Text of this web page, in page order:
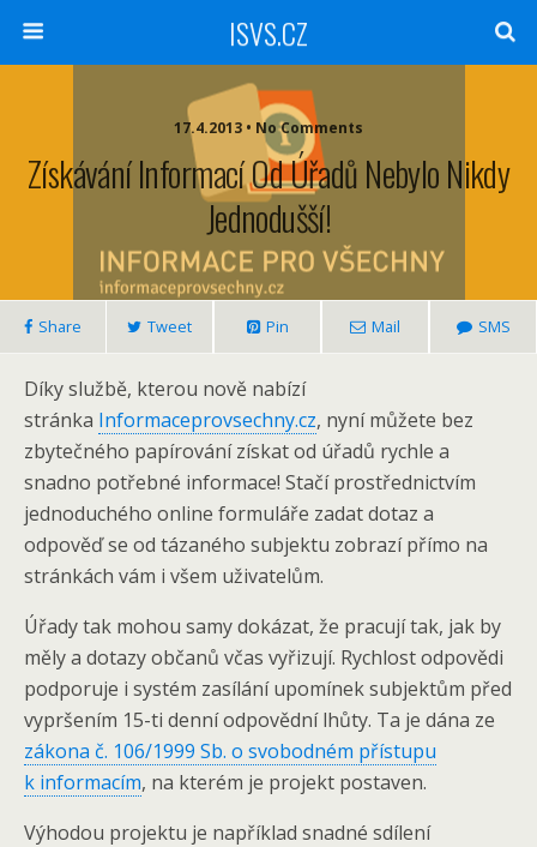
ISVS.CZ
17.4.2013 • No Comments
Získávání Informací Od Úřadů Nebylo Nikdy
Jednodušší!
Share Tweet Pin Mail SMS
Díky službě, kterou nově nabízí
stránka Informaceprovsechny.cz, nyní můžete bez
zbytečného papírování získat od úřadů rychle a
snadno potřebné informace! Stačí prostřednictvím
jednoduchého online formuláře zadat dotaz a
odpověď se od tázaného subjektu zobrazí přímo na
stránkách vám i všem uživatelům.
Úřady tak mohou samy dokázat, že pracují tak, jak by
měly a dotazy občanů včas vyřizují. Rychlost odpovědi
podporuje i systém zasílání upomínek subjektům před
vypršením 15-ti denní odpovědní lhůty. Ta je dána ze
zákona č. 106/1999 Sb. o svobodném přístupu
k informacím, na kterém je projekt postaven.
Výhodou projektu je například snadné sdílení